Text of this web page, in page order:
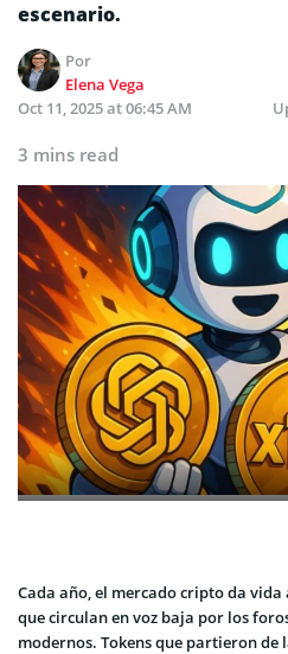
escenario.
Por
Elena Vega
Oct 11, 2025 at 06:45 AM
3 mins read
Cada año, el mercado cripto da
que circulan en voz baja por los
modernos. Tokens que partieron